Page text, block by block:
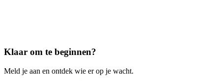
Klaar om te beginnen?
Meld je aan en ontdek wie er op je wacht.